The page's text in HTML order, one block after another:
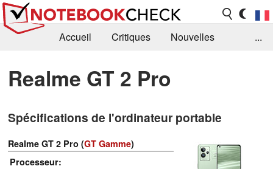
Accueil Critiques
Nouvelles
Recherche
Contact
...
Realme GT 2 Pro
Spécifications de l'ordinateur portable
Realme GT 2 Pro (GT Gamme)
Processeur